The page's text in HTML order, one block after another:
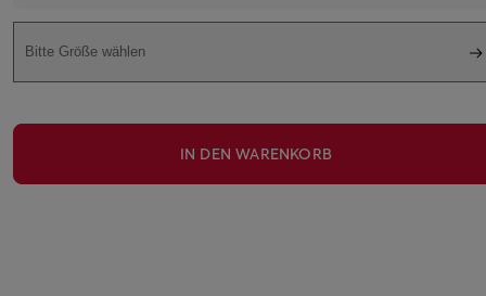
Bitte Größe wählen
IN DEN WARENKORB